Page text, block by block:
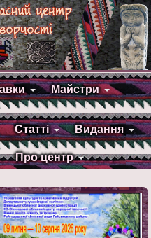
Майстри
Статті Видання
Про центр